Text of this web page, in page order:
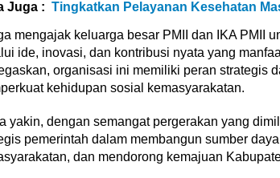
Juga : Tingkatkan Pelayanan Kesehatan
mengajak keluarga besar PMII dan IKA PMII
ide, inovasi, dan kontribusi nyata yang
organisasi ini memiliki peran strategis
kehidupan sosial kemasyarakatan.
yakin, dengan semangat pergerakan yang
pemerintah dalam membangun sumber
dan mendorong kemajuan